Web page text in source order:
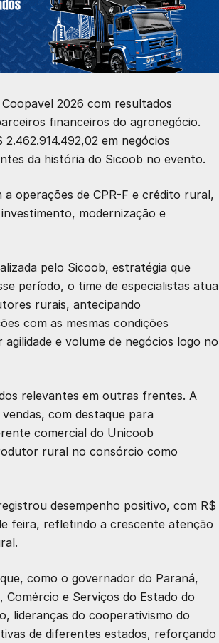
2026 com resultados
financeiros do agronegócio.
2.462.914.492,02 em negócios
da história do Sicoob no evento.
a operações de CPR-F e crédito rural,
modernização e
pelo Sicoob, estratégia que
período, o time de especialistas atua
rurais, antecipando
com as mesmas condições
e volume de negócios logo no
relevantes em outras frentes. A
, com destaque para
comercial do Unicoob
rural no consórcio como
desempenho positivo, com R$
feira, refletindo a crescente atenção
, como o governador do Paraná,
e Serviços do Estado do
, lideranças do cooperativismo do
de diferentes estados, reforçando